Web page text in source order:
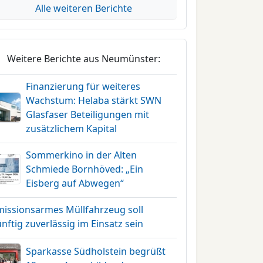
Alle weiteren Berichte
Weitere Berichte aus Neumünster:
Finanzierung für weiteres
Wachstum: Helaba stärkt SWN
Glasfaser Beteiligungen mit
zusätzlichem Kapital
Sommerkino in der Alten
Schmiede Bornhöved: „Ein
Eisberg auf Abwegen“
Müllfahrzeug soll
zuverlässig im Einsatz sein
Sparkasse Südholstein begrüßt